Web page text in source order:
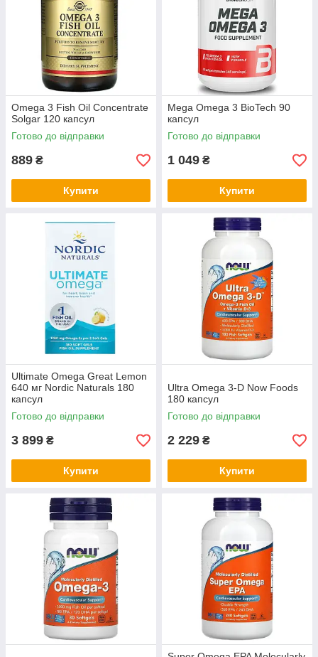
Omega 3 Fish Oil Concentrate
Solgar 120 капсул
Готово до відправки
889 ₴
Купити
Mega Omega 3 BioTech 90
капсул
Готово до відправки
1 049 ₴
Купити
Ultimate Omega Great Lemon
640 мг Nordic Naturals 180
капсул
Готово до відправки
3 899 ₴
Купити
Ultra Omega 3-D Now Foods
180 капсул
Готово до відправки
2 229 ₴
Купити